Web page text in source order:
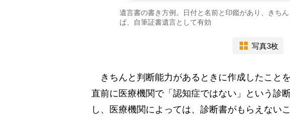
遺言書の書き方例。日付と名前と印鑑があり、きち
ば、自筆証書遺言として有効
写真3枚
きちんと判断能力があるときに作成したこと
直前に医療機関で「認知症ではない」という診
し、医療機関によっては、診断書がもらえない